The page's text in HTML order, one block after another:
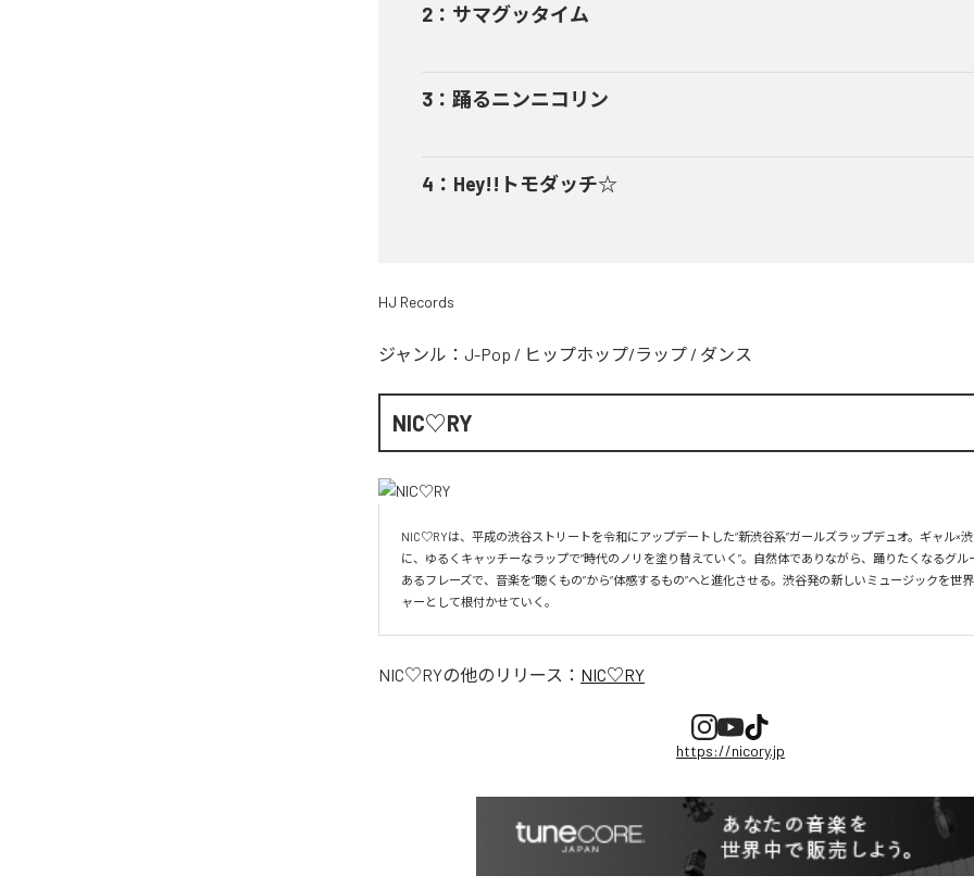
2 ： サマグッタイム
3 ： 踊るニンニコリン
4 ： Hey!!トモダッチ☆
HJ Records
ジャンル： J-Pop / ヒップホップ/ラップ / ダンス
NIC♡RY
NIC♡RYは、平成の渋谷ストリートを令和にアップデートした“新渋谷系”ガールズラップデュオ。ギャル×
に、ゆるくキャッチーなラップで“時代のノリを塗り替えていく”。自然体でありながら、踊りたくなるグル
あるフレーズで、音楽を“聴くもの”から“体感するもの”へと進化させる。渋谷発の新しいミュージックを世
ャーとして根付かせていく。
NIC♡RYの他のリリース： NIC♡RY
https://nicory.jp